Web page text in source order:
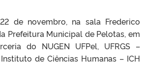
de novembro, na sala Frederico
Prefeitura Municipal de Pelotas, em
do NUGEN UFPel, UFRGS –
Instituto de Ciências Humanas – ICH